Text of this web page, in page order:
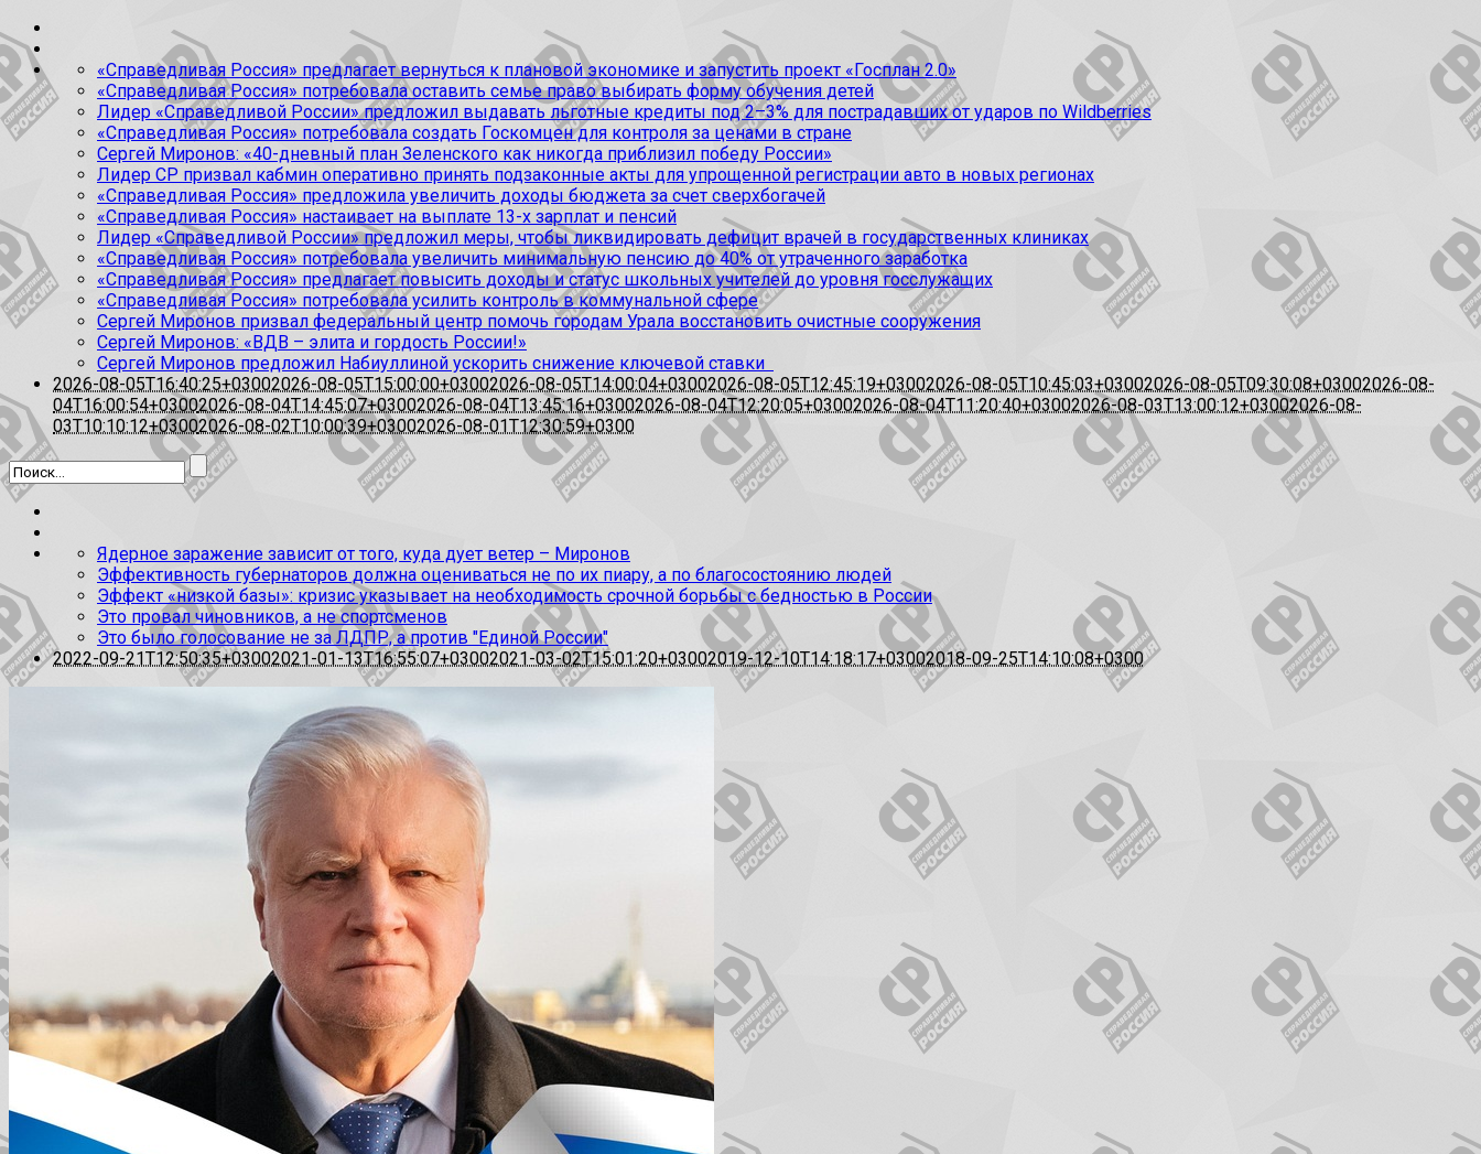
«Справедливая Россия» предлагает вернуться к плановой экономике и запустить проект «Госплан 2.0»
«Справедливая Россия» потребовала оставить семье право выбирать форму обучения детей
Лидер «Справедливой России» предложил выдавать льготные кредиты под 2–3% для пострадавших от ударов по Wildberries
«Справедливая Россия» потребовала создать Госкомцен для контроля за ценами в стране
Сергей Миронов: «40-дневный план Зеленского как никогда приблизил победу России»
Лидер СР призвал кабмин оперативно принять подзаконные акты для упрощенной регистрации авто в новых регионах
«Справедливая Россия» предложила увеличить доходы бюджета за счет сверхбогачей
«Справедливая Россия» настаивает на выплате 13-х зарплат и пенсий
Лидер «Справедливой России» предложил меры, чтобы ликвидировать дефицит врачей в государственных клиниках
«Справедливая Россия» потребовала увеличить минимальную пенсию до 40% от утраченного заработка
«Справедливая Россия» предлагает повысить доходы и статус школьных учителей до уровня госслужащих
«Справедливая Россия» потребовала усилить контроль в коммунальной сфере
Сергей Миронов призвал федеральный центр помочь городам Урала восстановить очистные сооружения
Сергей Миронов: «ВДВ – элита и гордость России!»
Сергей Миронов предложил Набиуллиной ускорить снижение ключевой ставки
2026-08-05T16:40:25+03002026-08-05T15:00:00+03002026-08-05T14:00:04+03002026-08-05T12:45:19+03002026-08-05T10:45:03+03002026-08-05T09:30:08+03002026-08-
04T16:00:54+03002026-08-04T14:45:07+03002026-08-04T13:45:16+03002026-08-04T12:20:05+03002026-08-04T11:20:40+03002026-08-03T13:00:12+03002026-08-
03T10:10:12+03002026-08-02T10:00:39+03002026-08-01T12:30:59+0300
Ядерное заражение зависит от того, куда дует ветер – Миронов
Эффективность губернаторов должна оцениваться не по их пиару, а по благосостоянию людей
Эффект «низкой базы»: кризис указывает на необходимость срочной борьбы с бедностью в России
Это провал чиновников, а не спортсменов
Это было голосование не за ЛДПР, а против "Единой России"
2022-09-21T12:50:35+03002021-01-13T16:55:07+03002021-03-02T15:01:20+03002019-12-10T14:18:17+03002018-09-25T14:10:08+0300